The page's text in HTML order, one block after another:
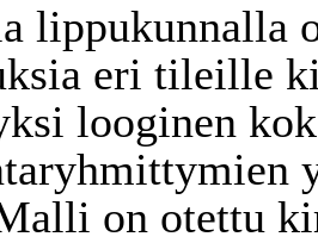
lippukunnalla
eri tileille
looginen
on otettu